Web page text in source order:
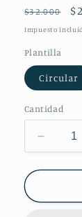
Precio
habitual
$32.000
Impuesto
Plantilla
Circular
Cantidad
Reducir
para
Arma